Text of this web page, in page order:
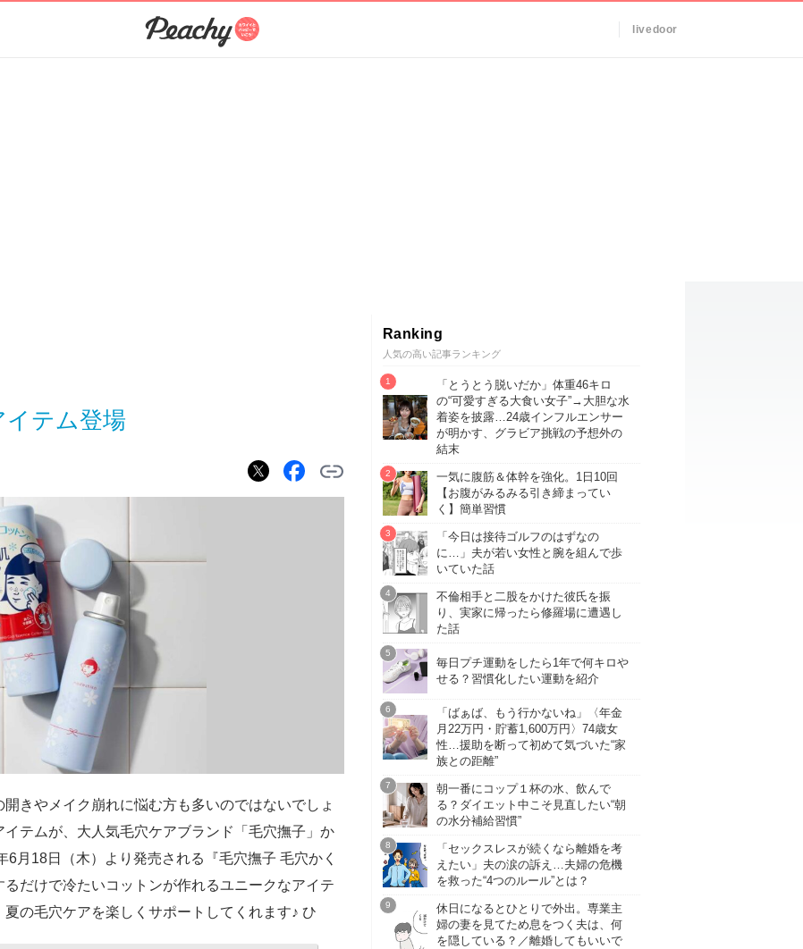
livedoor
イテム登場
きやメイク崩れに悩む方も多いのではないでしょ
テムが、大人気毛穴ケアブランド「毛穴撫子」か
6月18日（木）より発売される『毛穴撫子 毛穴かく
だけで冷たいコットンが作れるユニークなアイテ
の毛穴ケアを楽しくサポートしてくれます♪ ひ
Ranking
人気の高い記事ランキング
「とうとう脱いだか」体重46キロ
の“可愛すぎる大食い女子”→大胆な水
着姿を披露…24歳インフルエンサー
が明かす、グラビア挑戦の予想外の
結末
一気に腹筋＆体幹を強化。1日10回
【お腹がみるみる引き締まってい
く】簡単習慣
「今日は接待ゴルフのはずなの
に…」夫が若い女性と腕を組んで歩
いていた話
不倫相手と二股をかけた彼氏を振
り、実家に帰ったら修羅場に遭遇し
た話
毎日プチ運動をしたら1年で何キロや
せる？習慣化したい運動を紹介
「ばぁば、もう行かないね」〈年金
月22万円・貯蓄1,600万円〉74歳女
性…援助を断って初めて気づいた“家
族との距離”
朝一番にコップ１杯の水、飲んで
る？ダイエット中こそ見直したい“朝
の水分補給習慣”
「セックスレスが続くなら離婚を考
えたい」夫の涙の訴え…夫婦の危機
を救った“4つのルール”とは？
休日になるとひとりで外出。専業主
婦の妻を見てため息をつく夫は、何
を隠している？／離婚してもいいで